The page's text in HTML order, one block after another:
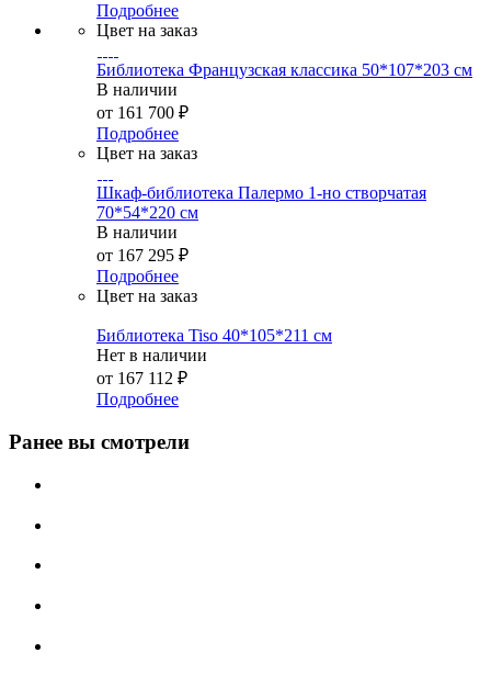
Подробнее
Цвет на заказ
Библиотека Французская классика 50*107*203 см
В наличии
от 161 700 ₽
Подробнее
Цвет на заказ
Шкаф-библиотека Палермо 1-но створчатая
70*54*220 см
В наличии
от 167 295 ₽
Подробнее
Цвет на заказ
Библиотека Tiso 40*105*211 см
Нет в наличии
от 167 112 ₽
Подробнее
Ранее вы смотрели